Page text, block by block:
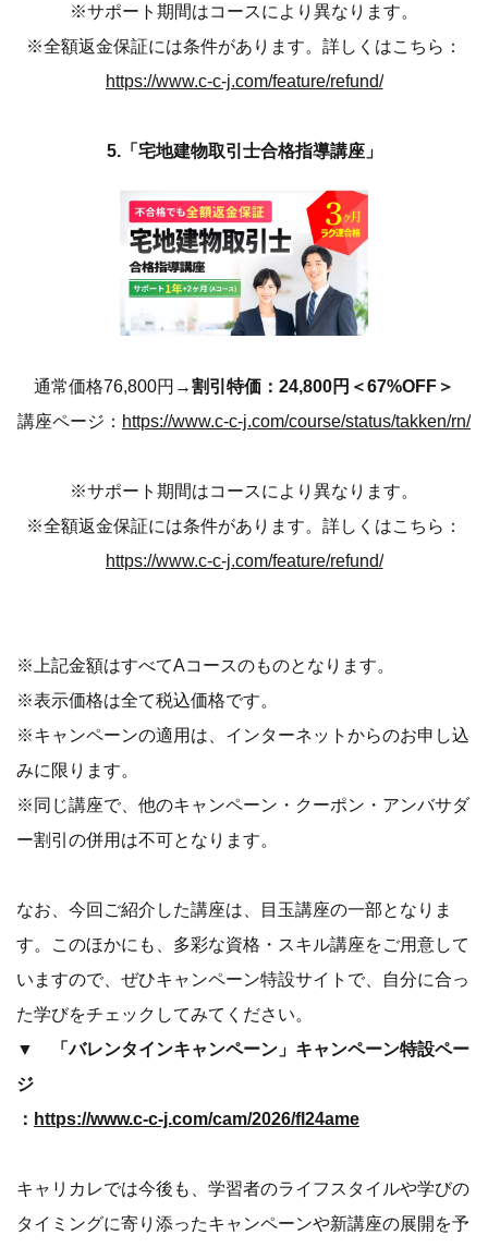
※サポート期間はコースにより異なります。
※全額返金保証には条件があります。詳しくはこちら：
https://www.c-c-j.com/feature/refund/
5.「宅地建物取引士合格指導講座」
通常価格76,800円→割引特価：24,800円＜67%OFF＞
講座ページ： https://www.c-c-j.com/course/status/takken/rn/
※サポート期間はコースにより異なります。
※全額返金保証には条件があります。詳しくはこちら：
https://www.c-c-j.com/feature/refund/
※上記金額はすべてAコースのものとなります。
※表示価格は全て税込価格です。
※キャンペーンの適用は、インターネットからのお申し込
みに限ります。
※同じ講座で、他のキャンペーン・クーポン・アンバサダ
ー割引の併用は不可となります。
なお、今回ご紹介した講座は、目玉講座の一部となりま
す。このほかにも、多彩な資格・スキル講座をご用意して
いますので、ぜひキャンペーン特設サイトで、自分に合っ
た学びをチェックしてみてください。
▼ 「バレンタインキャンペーン」キャンペーン特設ペー
ジ
： https://www.c-c-j.com/cam/2026/fl24ame
キャリカレでは今後も、学習者のライフスタイルや学びの
タイミングに寄り添ったキャンペーンや新講座の展開を予